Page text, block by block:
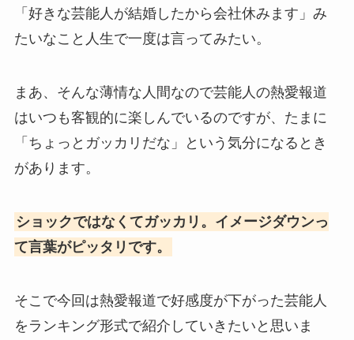
「好きな芸能人が結婚したから会社休みます」み
たいなこと人生で一度は言ってみたい。
まあ、そんな薄情な人間なので芸能人の熱愛報道
はいつも客観的に楽しんでいるのですが、たまに
「ちょっとガッカリだな」という気分になるとき
があります。
ショックではなくてガッカリ。イメージダウンっ
て言葉がピッタリです。
そこで今回は熱愛報道で好感度が下がった芸能人
をランキング形式で紹介していきたいと思いま